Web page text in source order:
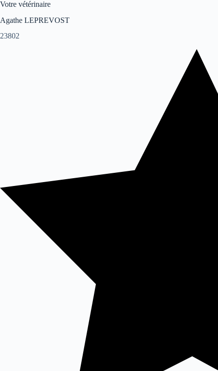
Votre vétérinaire
Agathe LEPREVOST
23802